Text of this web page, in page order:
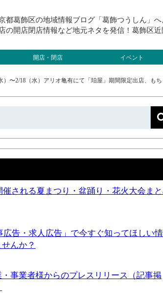
都葛飾区の地域情報ブログ「葛飾つうしん」
の開店閉店情報など地元ネタを発信！葛飾区
開店・閉店 イベント
）〜2/18（水）アリオ亀有にて「珀屋」期間限定出店、も
催される夏まつり・盆踊り・花火大会ま
告・求人広告」で今すぐ知ってほしい
んか？
事業者様からのプレスリリース（記事掲